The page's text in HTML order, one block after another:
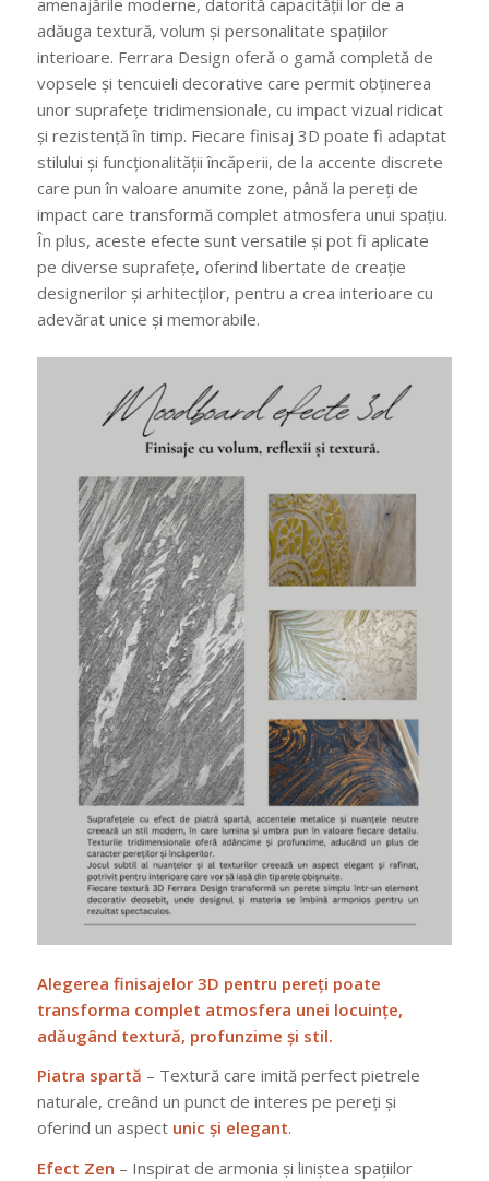
amenajările moderne, datorită capacității lor de a
adăuga textură, volum și personalitate spațiilor
interioare. Ferrara Design oferă o gamă completă de
vopsele și tencuieli decorative care permit obținerea
unor suprafețe tridimensionale, cu impact vizual ridicat
și rezistență în timp. Fiecare finisaj 3D poate fi adaptat
stilului și funcționalității încăperii, de la accente discrete
care pun în valoare anumite zone, până la pereți de
impact care transformă complet atmosfera unui spațiu.
În plus, aceste efecte sunt versatile și pot fi aplicate
pe diverse suprafețe, oferind libertate de creație
designerilor și arhitecților, pentru a crea interioare cu
adevărat unice și memorabile.
Alegerea finisajelor 3D pentru pereți poate
transforma complet atmosfera unei locuințe,
adăugând textură, profunzime și stil.
Piatra spartă – Textură care imită perfect pietrele
naturale, creând un punct de interes pe pereți și
oferind un aspect unic și elegant.
Efect Zen – Inspirat de armonia și liniștea spațiilor